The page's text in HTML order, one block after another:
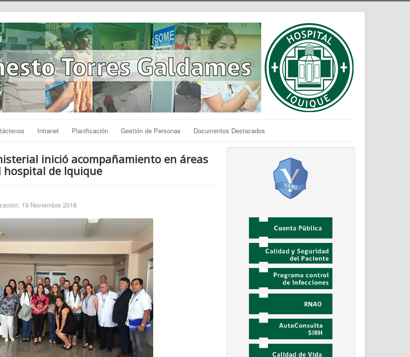
Intranet Planificación Gestión de Personas Documentos Destacados
inició acompañamiento en áreas
hospital de Iquique
19 Noviembre 2018